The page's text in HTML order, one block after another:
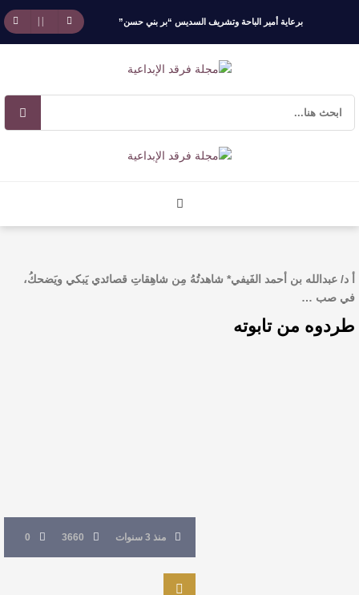
برعاية أمير الباحة وتشريف السديس “بر بني حسن”
تكرّم الفائزين بجائزة “رواد العمل التطوعي 4”
جائزة المهندس زياد الزهراني للتفوق العلمي تكرّم
الروائي جابر محمد مدخلي: أحضر داخل رواياتي
بحذر، والثقافة قوتنا الناعمة لمخاطبة العالم.
أ د/ عبدالله بن أحمد الفَيفي* شاهدتُهُ مِن شاهِقاتِ قصائدي يَبكي ويَضحكُ،
في صب …
طردوه من تابوته
منذ 3 سنوات 3660
0